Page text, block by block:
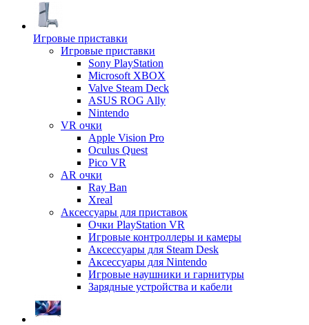
Игровые приставки
Игровые приставки
Sony PlayStation
Microsoft XBOX
Valve Steam Deck
ASUS ROG Ally
Nintendo
VR очки
Apple Vision Pro
Oculus Quest
Pico VR
AR очки
Ray Ban
Xreal
Аксессуары для приставок
Очки PlayStation VR
Игровые контроллеры и камеры
Аксессуары для Steam Desk
Аксессуары для Nintendo
Игровые наушники и гарнитуры
Зарядные устройства и кабели